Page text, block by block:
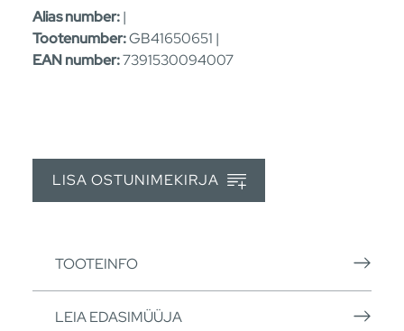
Alias number:|
Tootenumber:GB41650651 |
EAN number:7391530094007
LISA OSTUNIMEKIRJA
TOOTEINFO
LEIA EDASIMÜÜJA